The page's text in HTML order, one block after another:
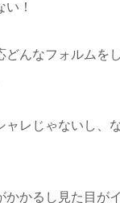
！
どんなフォルムを
ャレじゃないし、
かかるし見た目が